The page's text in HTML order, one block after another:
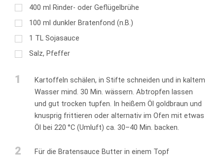
400 ml Rinder- oder Geflügelbrühe
100 ml dunkler Bratenfond (n.B.)
1 TL Sojasauce
Salz, Pfeffer
1
Kartoffeln schälen, in Stifte schneiden und in kaltem
Wasser mind. 30 Min. wässern. Abtropfen lassen
und gut trocken tupfen. In heißem Öl goldbraun und
knusprig frittieren oder alternativ im Ofen mit etwas
Öl bei 220 °C (Umluft) ca. 30–40 Min. backen.
2
Für die Bratensauce Butter in einem Topf